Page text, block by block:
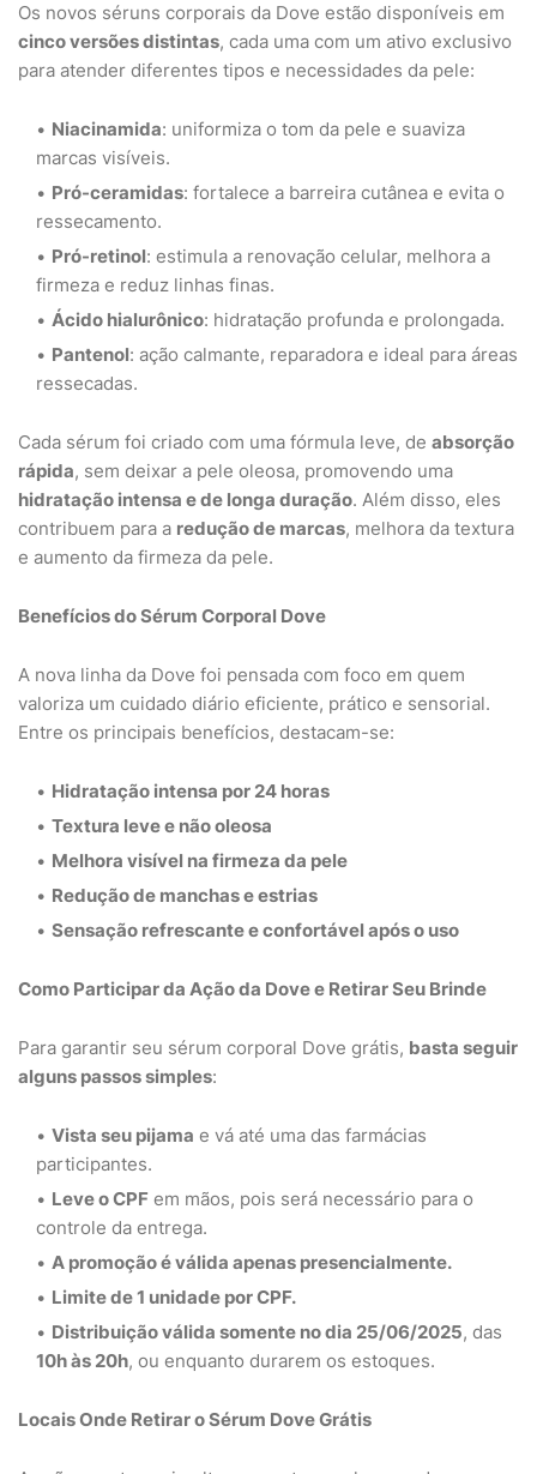
Os novos séruns corporais da Dove estão disponíveis em
cinco versões distintas, cada uma com um ativo exclusivo
para atender diferentes tipos e necessidades da pele:
Niacinamida: uniformiza o tom da pele e suaviza
marcas visíveis.
Pró-ceramidas: fortalece a barreira cutânea e evita o
ressecamento.
Pró-retinol: estimula a renovação celular, melhora a
firmeza e reduz linhas finas.
Ácido hialurônico: hidratação profunda e prolongada.
Pantenol: ação calmante, reparadora e ideal para áreas
ressecadas.
Cada sérum foi criado com uma fórmula leve, de absorção
rápida, sem deixar a pele oleosa, promovendo uma
hidratação intensa e de longa duração. Além disso, eles
contribuem para a redução de marcas, melhora da textura
e aumento da firmeza da pele.
Benefícios do Sérum Corporal Dove
A nova linha da Dove foi pensada com foco em quem
valoriza um cuidado diário eficiente, prático e sensorial.
Entre os principais benefícios, destacam-se:
Hidratação intensa por 24 horas
Textura leve e não oleosa
Melhora visível na firmeza da pele
Redução de manchas e estrias
Sensação refrescante e confortável após o uso
Como Participar da Ação da Dove e Retirar Seu Brinde
Para garantir seu sérum corporal Dove grátis, basta seguir
alguns passos simples:
Vista seu pijama e vá até uma das farmácias
participantes.
Leve o CPF em mãos, pois será necessário para o
controle da entrega.
A promoção é válida apenas presencialmente.
Limite de 1 unidade por CPF.
Distribuição válida somente no dia 25/06/2025, das
10h às 20h, ou enquanto durarem os estoques.
Locais Onde Retirar o Sérum Dove Grátis